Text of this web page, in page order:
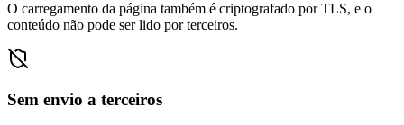
O carregamento da página também é criptografado por TLS, e o
conteúdo não pode ser lido por terceiros.
Sem envio a terceiros